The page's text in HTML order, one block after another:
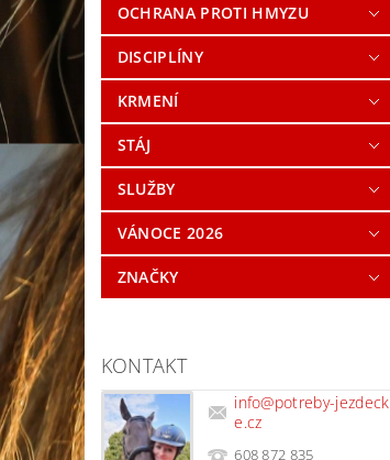
OCHRANA PROTI HMYZU
DISCIPLÍNY
KRMENÍ
STÁJ
SLUŽBY
VÁNOCE 2026
ZNAČKY
KONTAKT
info@potreby-jezdeck
e.cz
608 872 835